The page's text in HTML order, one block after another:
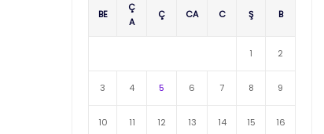
BE
Ç
A
Ç CA C Ş B
1 2
3 4 5 6 7 8 9
10 11 12 13 14 15 16